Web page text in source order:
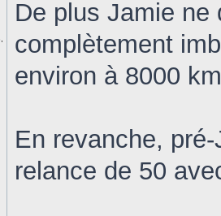
De plus Jamie ne
complètement
environ à 8000
En revanche,
relance de 50